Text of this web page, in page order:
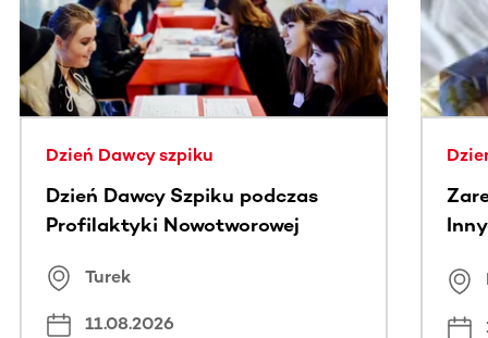
Dzień Dawcy szpiku
Dzień Dawcy Szpiku podczas
Profilaktyki Nowotworowej
Turek
11.08.2026